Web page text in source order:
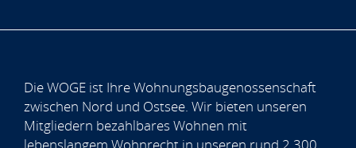
Die WOGE ist Ihre Wohnungsbaugenossenschaft
zwischen Nord und Ostsee. Wir bieten unseren
Mitgliedern bezahlbares Wohnen mit